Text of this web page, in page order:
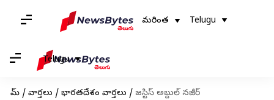
మరింత Telugu
Telugu
హోమ్ / వార్తలు / భారతదేశం వార్తలు / జస్టిస్ అబ్దుల్ నజీర్